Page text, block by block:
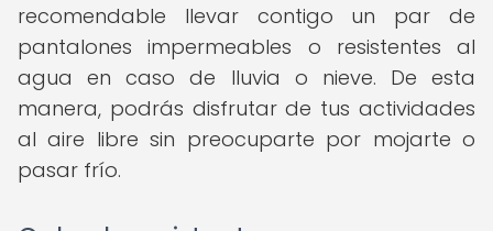
recomendable llevar contigo un par de
pantalones impermeables o resistentes al
agua en caso de lluvia o nieve. De esta
manera, podrás disfrutar de tus actividades
al aire libre sin preocuparte por mojarte o
pasar frío.